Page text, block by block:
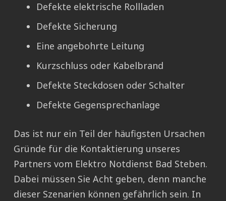
Defekte elektrische Rollladen
Defekte Sicherung
Eine angebohrte Leitung
Kurzschluss oder Kabelbrand
Defekte Steckdosen oder Schalter
Defekte Gegensprechanlage
Das ist nur ein Teil der häufigsten Ursachen
Gründe für die Kontaktierung unseres
Partners vom Elektro Notdienst Bad Steben.
Dabei müssen Sie Acht geben, denn manche
dieser Szenarien können gefährlich sein. In